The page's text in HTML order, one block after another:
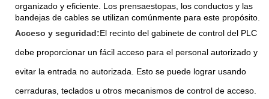
organizado y eficiente. Los prensaestopas, los conductos y las
bandejas de cables se utilizan comúnmente para este propósito.
Acceso y seguridad:El recinto del gabinete de control del PLC
debe proporcionar un fácil acceso para el personal autorizado y
evitar la entrada no autorizada. Esto se puede lograr usando
cerraduras, teclados u otros mecanismos de control de acceso.